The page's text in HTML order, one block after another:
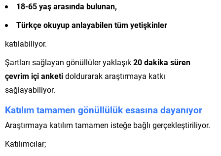
18-65 yaş arasında bulunan,
Türkçe okuyup anlayabilen tüm yetişkinler
katılabiliyor.
Şartları sağlayan gönüllüler yaklaşık20 dakika süren
çevrim içi anketidoldurarak araştırmaya katkı
sağlayabiliyor.
Katılım tamamen gönüllülük esasına dayanıyor
Araştırmaya katılım tamamen isteğe bağlı gerçekleştiriliyor.
Katılımcılar;